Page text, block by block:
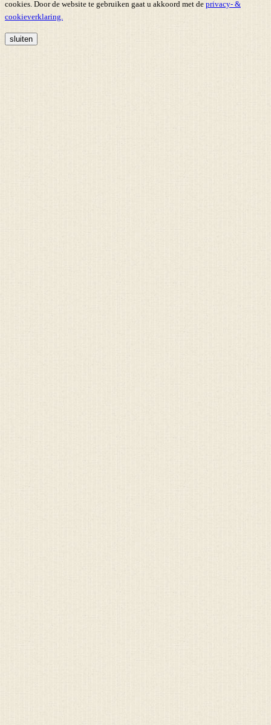
cookies. Door de website te gebruiken gaat u akkoord met de privacy- &
cookieverklaring.
sluiten